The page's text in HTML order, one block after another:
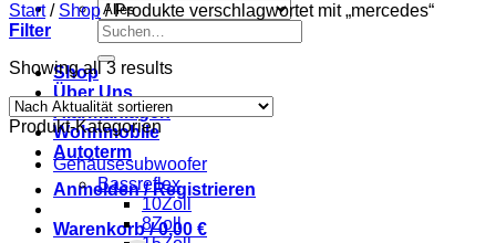
Suchen
nach:
Shop
Über Uns
Alarmanlagen
Wohnmobile
Autoterm
Anmelden / Registrieren
Warenkorb /0,00 €
Start / Shop /Produkte verschlagwortet mit „mercedes“
Filter
Showing all 3 results
Produkt-Kategorien
Gehäusesubwoofer
Bassreflex
10Zoll
8Zoll